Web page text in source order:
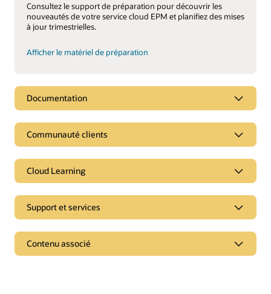
Consultez le support de préparation pour découvrir les
nouveautés de votre service cloud EPM et planifiez des mises
à jour trimestrielles.
Afficher le matériel de préparation
Documentation
Communauté clients
Cloud Learning
Support et services
Contenu associé